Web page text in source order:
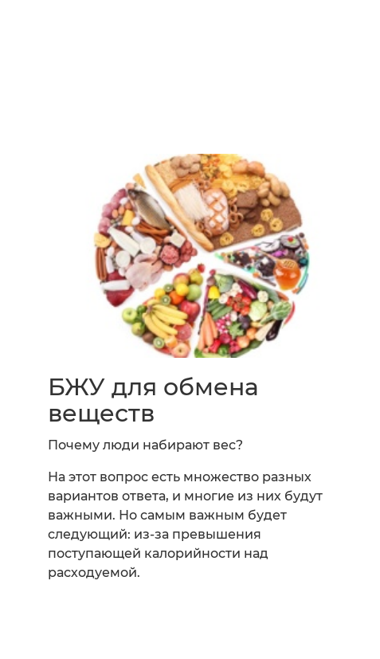
БЖУ для обмена
веществ
Почему люди набирают вес?
На этот вопрос есть множество разных
вариантов ответа, и многие из них будут
важными. Но самым важным будет
следующий: из-за превышения
поступающей калорийности над
расходуемой.